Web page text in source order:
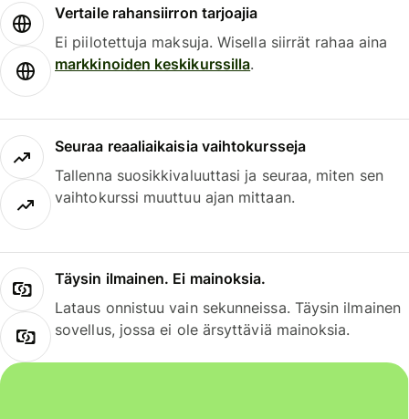
Vertaile rahansiirron tarjoajia
Ei piilotettuja maksuja. Wisella siirrät rahaa aina
markkinoiden keskikurssilla.
Seuraa reaaliaikaisia vaihtokursseja
Tallenna suosikkivaluuttasi ja seuraa, miten sen
vaihtokurssi muuttuu ajan mittaan.
Täysin ilmainen. Ei mainoksia.
Lataus onnistuu vain sekunneissa. Täysin ilmainen
sovellus, jossa ei ole ärsyttäviä mainoksia.